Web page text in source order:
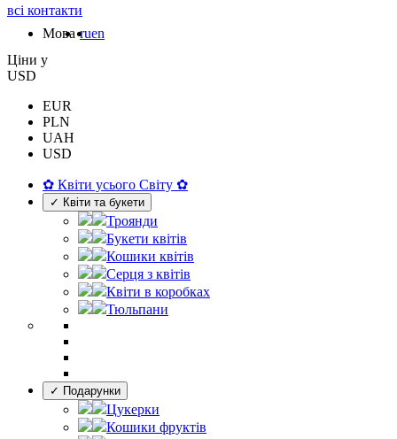
всі контакти
Мова ruen
Цiни у
USD
EUR
PLN
UAH
USD
✿ Квіти усього Світу ✿
✓ Квіти та букети
Троянди
Букети квітів
Кошики квітів
Серця з квітів
Квіти в коробках
Тюльпани
✓ Подарунки
Цукерки
Кошики фруктів